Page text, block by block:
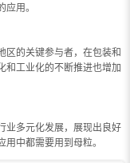
用。
区的关键参与者，在包装和
和工业化的不断推进也增加
业多元化发展，展现出良好
中都需要用到母粒。